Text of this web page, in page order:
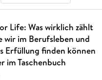
Life: Was wirklich zählt
wir im Berufsleben und
Erfüllung finden können
im Taschenbuch